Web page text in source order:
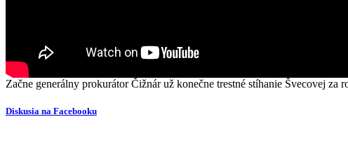
Začne generálny prokurátor Čižnár už konečne trestné stíhanie Švecovej
Diskusia na Facebooku